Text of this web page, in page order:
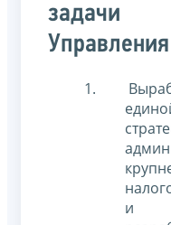
задачи
Управления
и